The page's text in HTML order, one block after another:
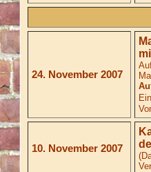
24. November 2007
10. November 2007